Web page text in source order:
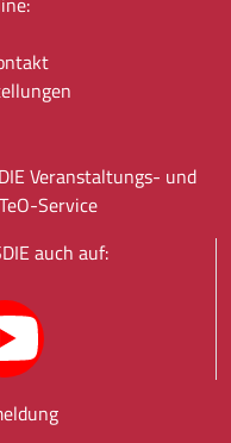
Veranstaltungs- und
Service
auch auf: